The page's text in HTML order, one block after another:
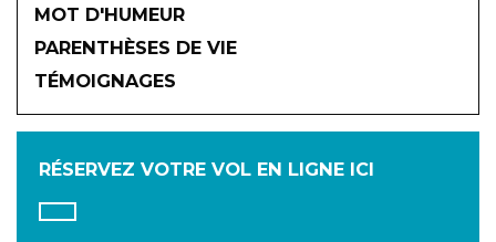
MOT D'HUMEUR
PARENTHÈSES DE VIE
TÉMOIGNAGES
RÉSERVEZ VOTRE VOL EN LIGNE ICI
JANVIER
AVRIL MAI JUIN
JUILLET AOÛT SEPTEMBRE
OCTOBRE